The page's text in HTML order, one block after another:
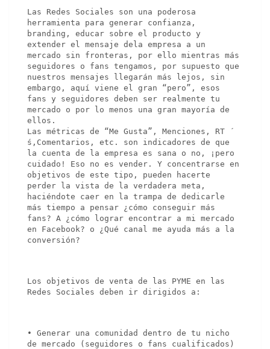
Las Redes Sociales son una poderosa
herramienta para generar confianza,
branding, educar sobre el producto y
extender el mensaje dela empresa a un
mercado sin fronteras, por ello mientras más
seguidores o fans tengamos, por supuesto que
nuestros mensajes llegarán más lejos, sin
embargo, aquí viene el gran “pero”, esos
fans y seguidores deben ser realmente tu
mercado o por lo menos una gran mayoría de
ellos.
Las métricas de “Me Gusta”, Menciones, RT
́s,Comentarios, etc. son indicadores de que
la cuenta de la empresa es sana o no, ¡pero
cuidado! Eso no es vender. Y concentrarse en
objetivos de este tipo, pueden hacerte
perder la vista de la verdadera meta,
haciéndote caer en la trampa de dedicarle
más tiempo a pensar ¿cómo conseguir más
fans? A ¿cómo lograr encontrar a mi mercado
en Facebook? o ¿Qué canal me ayuda más a la
conversión?
Los objetivos de venta de las PYME en las
Redes Sociales deben ir dirigidos a:
• Generar una comunidad dentro de tu nicho
de mercado (seguidores o fans cualificados)